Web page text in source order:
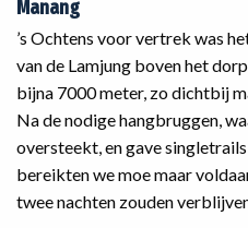
Manang
’s Ochtens voor vertrek was
van de Lamjung boven het
bijna 7000 meter, zo dichtbij
Na de nodige hangbruggen,
oversteekt, en gave
bereikten we moe maar
twee nachten zouden